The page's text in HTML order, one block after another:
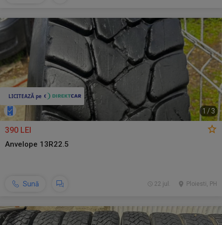
1 /3
390 LEI
Anvelope 13R22.5
Sună Ploiesti, PH
22 jul.